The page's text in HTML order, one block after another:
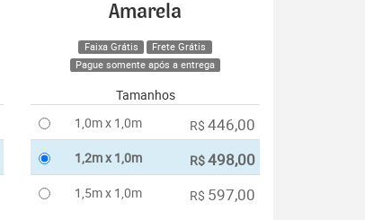
Amarela
Faixa Grátis
Frete Grátis
Pague somente após a entrega
Tamanhos
1,0m x 1,0m
R$ 446,00
1,2m x 1,0m R$498,00
1,5m x 1,0m R$ 597,00